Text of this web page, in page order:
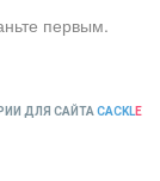
первым.
ДЛЯ САЙТА CACKLE